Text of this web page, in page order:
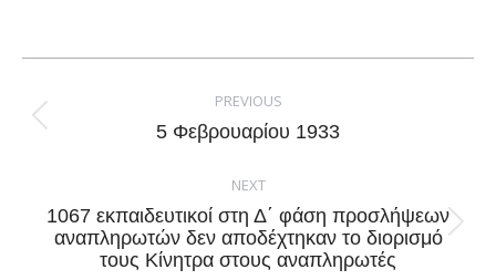
Facebook
X
PinterestLinkedIn
navigation
PREVIOUS
Previous
5 Φεβρουαρίου 1933
NEXT
Next
post:
1067 εκπαιδευτικοί στη Δ΄ φάση προσλήψεων
αναπληρωτών δεν αποδέχτηκαν το διορισμό
τους Κίνητρα στους αναπληρωτές